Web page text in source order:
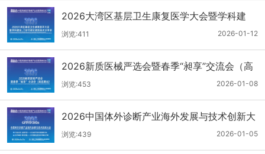
2026大湾区基层卫生康复医学大会暨学科建
设、门诊可视化微创技术分享会
2026-01-12
浏览:411
2026新质医械严选会暨春季“昶享”交流会（高
医展站）
2026-01-08
浏览:453
2026中国体外诊断产业海外发展与技术创新大
会
2026-01-05
浏览:439